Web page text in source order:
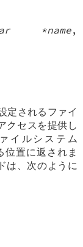
*name,
されるファイ
クセスを提供し
イルシステム
置に返されま
は、次のように